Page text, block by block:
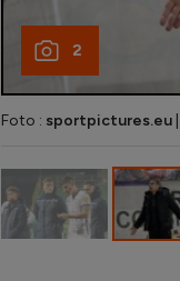
2
Foto : sportpictures.eu